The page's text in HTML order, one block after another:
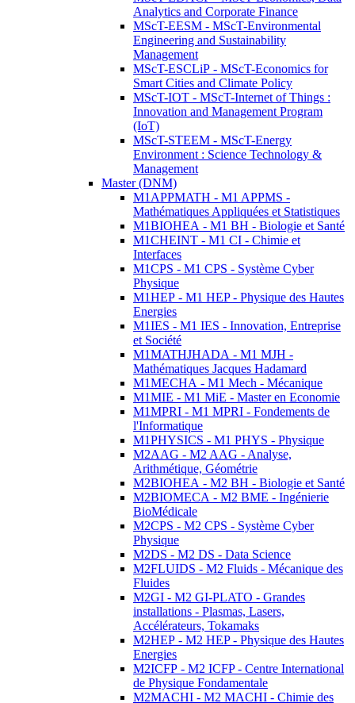
Analytics and Corporate Finance
MScT-EESM - MScT-Environmental
Engineering and Sustainability
Management
MScT-ESCLiP - MScT-Economics for
Smart Cities and Climate Policy
MScT-IOT - MScT-Internet of Things :
Innovation and Management Program
(IoT)
MScT-STEEM - MScT-Energy
Environment : Science Technology &
Management
Master (DNM)
M1APPMATH - M1 APPMS -
Mathématiques Appliquées et Statistiques
M1BIOHEA - M1 BH - Biologie et Santé
M1CHEINT - M1 CI - Chimie et
Interfaces
M1CPS - M1 CPS - Système Cyber
Physique
M1HEP - M1 HEP - Physique des Hautes
Energies
M1IES - M1 IES - Innovation, Entreprise
et Société
M1MATHJHADA - M1 MJH -
Mathématiques Jacques Hadamard
M1MECHA - M1 Mech - Mécanique
M1MIE - M1 MiE - Master en Economie
M1MPRI - M1 MPRI - Fondements de
l'Informatique
M1PHYSICS - M1 PHYS - Physique
M2AAG - M2 AAG - Analyse,
Arithmétique, Géométrie
M2BIOHEA - M2 BH - Biologie et Santé
M2BIOMECA - M2 BME - Ingénierie
BioMédicale
M2CPS - M2 CPS - Système Cyber
Physique
M2DS - M2 DS - Data Science
M2FLUIDS - M2 Fluids - Mécanique des
Fluides
M2GI - M2 GI-PLATO - Grandes
installations - Plasmas, Lasers,
Accélérateurs, Tokamaks
M2HEP - M2 HEP - Physique des Hautes
Energies
M2ICFP - M2 ICFP - Centre International
de Physique Fondamentale
M2MACHI - M2 MACHI - Chimie des